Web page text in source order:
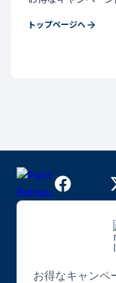
トップページへ
お得なキャンペ